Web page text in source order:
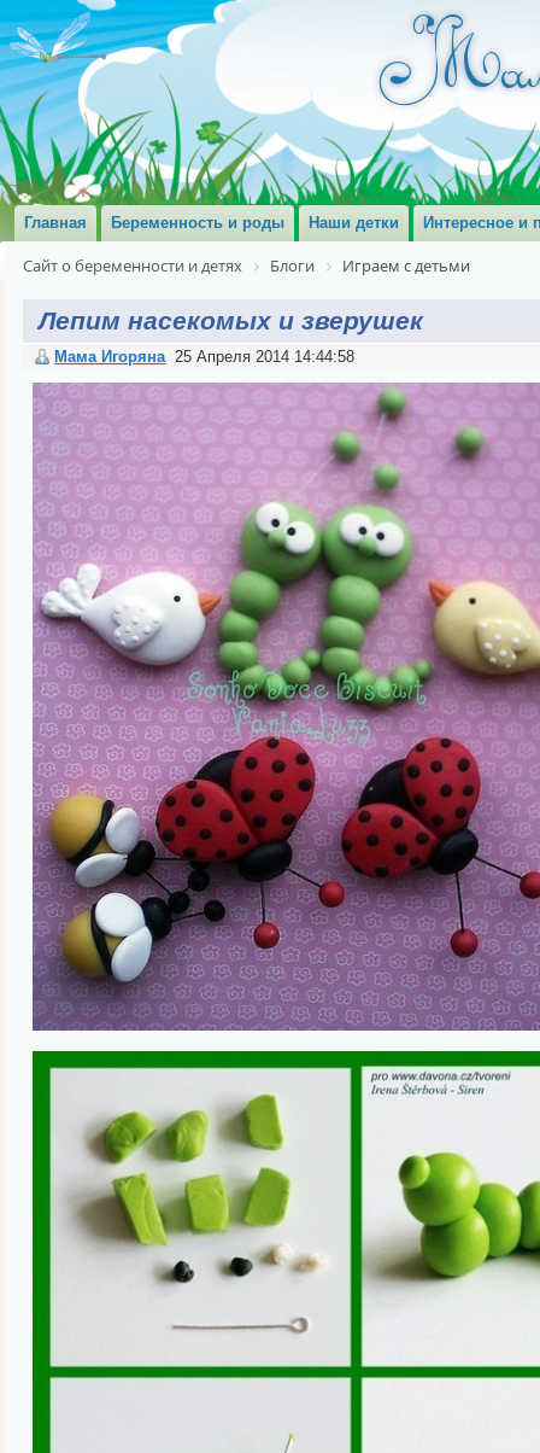
Главная Беременность и роды Наши детки Интересное и
Сайт о беременности и детях Блоги Играем с детьми
Лепим насекомых и зверушек
Мама Игоряна 25 Апреля 2014 14:44:58